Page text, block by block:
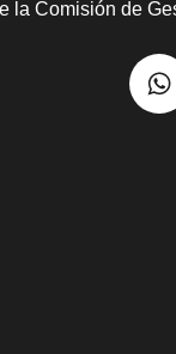
la Comisión de